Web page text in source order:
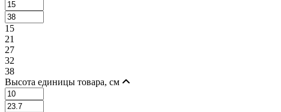
15
21
27
32
38
Высота единицы товара, см